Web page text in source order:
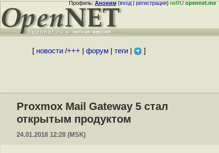
Профиль:Аноним(вход|регистрация)неRUopennet.me
[ новости/+++ форум| теги| ]
Proxmox Mail Gateway 5 стал
открытым продуктом
24.01.2018 12:28 (MSK)